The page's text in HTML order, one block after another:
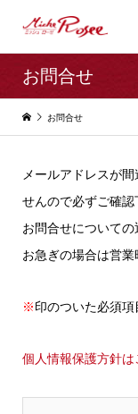
お問合せ
お問合せ
メールアドレスが
せんので必ずご確認
お問合せについての
お急ぎの場合は営業
※印のついた必須項
個人情報保護方針は